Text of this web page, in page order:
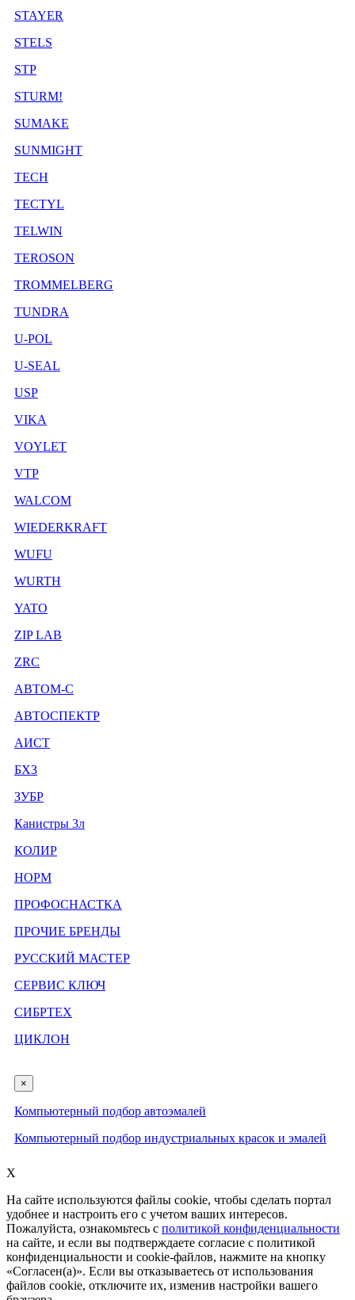
STAYER
STELS
STP
STURM!
SUMAKE
SUNMIGHT
TECH
TECTYL
TELWIN
TEROSON
TROMMELBERG
TUNDRA
U-POL
U-SEAL
USP
VIKA
VOYLET
VTP
WALCOM
WIEDERKRAFT
WUFU
WURTH
YATO
ZIP LAB
ZRC
АВТОМ-С
АВТОСПЕКТР
АИСТ
БХЗ
ЗУБР
Канистры 3л
КОЛИР
НОРМ
ПРОФОСНАСТКА
ПРОЧИЕ БРЕНДЫ
РУССКИЙ МАСТЕР
СЕРВИС КЛЮЧ
СИБРТЕХ
ЦИКЛОН
×
Компьютерный подбор автоэмалей
Компьютерный подбор индустриальных красок и эмалей
X
На сайте используются файлы cookie, чтобы сделать портал
удобнее и настроить его с учетом ваших интересов.
Пожалуйста, ознакомьтесь с политикой конфиденциальности
на сайте, и если вы подтверждаете согласие с политикой
конфиденциальности и cookie-файлов, нажмите на кнопку
«Согласен(а)». Если вы отказываетесь от использования
файлов cookie, отключите их, изменив настройки вашего